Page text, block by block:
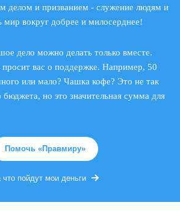
делом и призванием - служение людям и
мир вокруг добрее и милосерднее!
дело можно делать только вместе.
вас о поддержке. Например, 50
или мало? Чашка кофе? Это не так
но это значительная сумма для
Помочь «Правмиру»
что пойдут мои деньги